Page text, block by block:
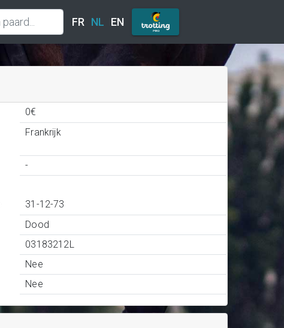
FR NL EN
0€
Frankrijk
-
31-12-73
Dood
03183212L
Nee
Nee